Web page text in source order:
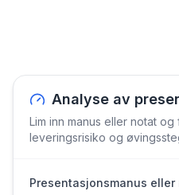
Analyse av
Lim inn manus eller notat og
leveringsrisiko og
Presentasjonsmanus eller